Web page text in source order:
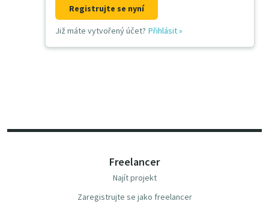
Registrujte se nyní
Již máte vytvořený účet? Přihlásit»
Freelancer
Najít projekt
Zaregistrujte se jako freelancer